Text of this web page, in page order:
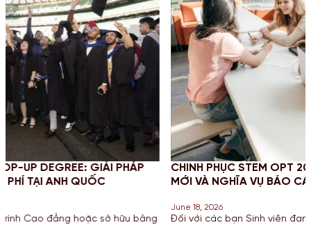
bằng
CHINH PHỤC STEM OPT 2026: CẬP NHẬT QUY
MỚI VÀ NGHĨA VỤ BÁO CÁO CHO SINH VIÊN MỸ
Đối với các bạn Sinh viên đang theo đuổi khối ngành